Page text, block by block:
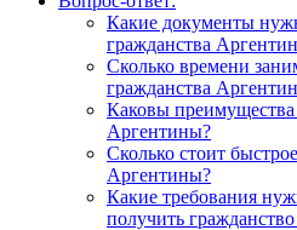
Какие документы
гражданства
Сколько времени
гражданства
Каковы преимущества
Аргентины?
Сколько стоит
Аргентины?
Какие требования
получить